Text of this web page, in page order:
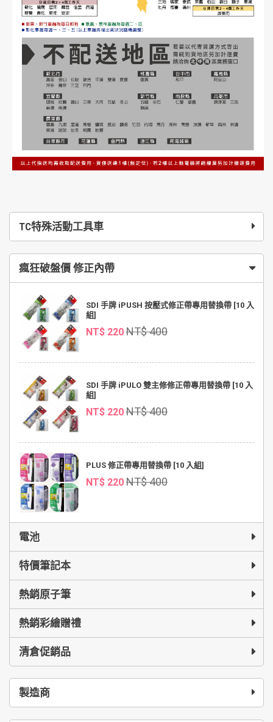
TC特殊活動工具車
瘋狂破盤價 修正內帶
SDI 手牌 iPUSH 按壓式修正帶專用替換帶 [10 入
組]
NT$ 220 NT$ 400
SDI 手牌 iPULO 雙主修修正帶專用替換帶 [10 入
組]
NT$ 220 NT$ 400
PLUS 修正帶專用替換帶 [10 入組]
NT$ 220 NT$ 400
電池
特價筆記本
熱銷原子筆
熱銷彩繪贈禮
清倉促銷品
製造商